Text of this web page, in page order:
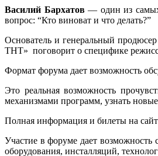
Василий Бархатов— один из самых
вопрос: “Кто виноват и что делать?”
Основатель и генеральный
ТНТ» поговорит о специфике
Формат форума дает возможность
Это реальная возможность
механизмами программ, узнать
Полная информация и билеты на
Участие в форуме дает
оборудования, инсталляций,